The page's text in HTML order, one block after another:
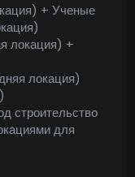
+ Ученые
локация) +
локация)
строительство
для